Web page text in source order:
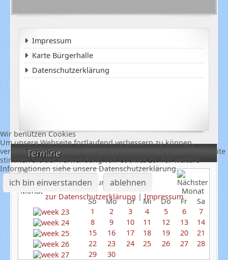
Termine
Juni 2025
So
Mo Di Mi Do Fr
Sa
1
2 3 4 5 6
7
8
9 10 11 12 13
14
15
16 17 18 19 20
21
22
23 24 25 26 27
28
29
30
Impressum
Karte Bürgerhalle
Datenschutzerklärung
Wir benutzen Cookies
Um unsere Webseite fortlaufend verbessern zu können,
verwenden wir Cookies. Durch die weitere Nutzung der Webseite
stimmen Sie der Verwendung von Cookies zu. Für weitere
Informationen siehe unsere Datenschutzerklärung
ich bin einverstanden ablehnen
zur Datenschutzerklärung |Impressum